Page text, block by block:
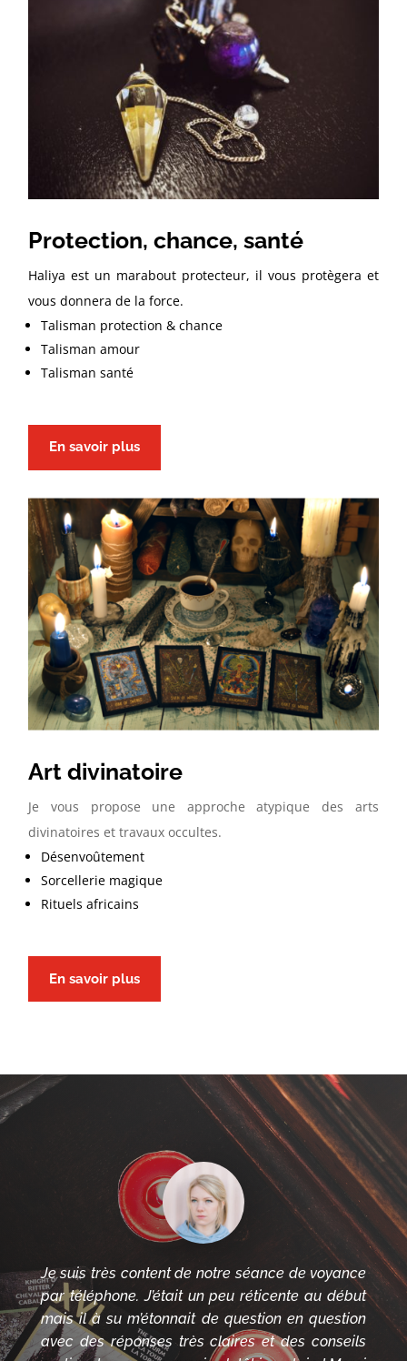
Protection, chance, santé
Haliya est un marabout protecteur, il vous protègera et
vous donnera de la force.
Talisman protection & chance
Talisman amour
Talisman santé
En savoir plus
Art divinatoire
Je vous propose une approche atypique des arts
divinatoires et travaux occultes.
Désenvoûtement
Sorcellerie magique
Rituels africains
En savoir plus
Je suis très content de notre séance de voyance
par téléphone. J’était un peu réticente au début
mais il à su m’étonnait de question en question
avec des réponses très claires et des conseils